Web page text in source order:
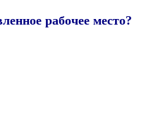
рабочее место?